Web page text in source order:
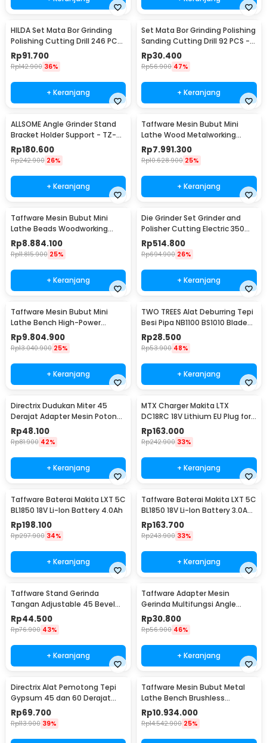
HILDA Set Mata Bor Grinding
Polishing Cutting Drill 246 PCS
- KSDMPJ-2
Rp91.700
Rp142.900 36%
+ Keranjang
Set Mata Bor Grinding Polishing
Sanding Cutting Drill 92 PCS -
KSDMPJ-2
Rp30.400
Rp56.900 47%
+ Keranjang
ALLSOME Angle Grinder Stand
Bracket Holder Support - TZ-
6103
Rp180.600
Rp242.900 26%
+ Keranjang
Taffware Mesin Bubut Mini
Lathe Wood Metalworking
550W - MX-0618
Rp7.991.300
Rp10.628.900 25%
+ Keranjang
Taffware Mesin Bubut Mini
Lathe Beads Woodworking
900W 400mm - MX210V
Rp8.884.100
Rp11.815.900 25%
+ Keranjang
Die Grinder Set Grinder and
Polisher Cutting Electric 350
PCS - DG350
Rp514.800
Rp694.900 26%
+ Keranjang
Taffware Mesin Bubut Mini
Lathe Bench High-Power
Brushless 1100W 400mm - MX-
210V
Rp9.804.900
Rp13.040.900 25%
+ Keranjang
TWO TREES Alat Deburring Tepi
Besi Pipa NB1100 BS1010 Blade
Scrapper - S10
Rp28.500
Rp53.900 48%
+ Keranjang
Directrix Dudukan Miter 45
Derajat Adapter Mesin Potong
Keramik - GW45
Rp48.100
Rp81.900 42%
+ Keranjang
MTX Charger Makita LTX
DC18RC 18V Lithium EU Plug for
BL1830B BL1850B - 90058-CH
Rp163.000
Rp242.900 33%
+ Keranjang
Taffware Baterai Makita LXT 5C
BL1850 18V Li-Ion Battery 4.0Ah
Rp198.100
Rp297.900 34%
+ Keranjang
Taffware Baterai Makita LXT 5C
BL1850 18V Li-Ion Battery 3.0Ah
- BL1860B
Rp163.700
Rp243.900 33%
+ Keranjang
Taffware Stand Gerinda
Tangan Adjustable 45 Bevel
Saw Blade 100-125mm - GW10
Rp44.500
Rp76.900 43%
+ Keranjang
Taffware Adapter Mesin
Gerinda Multifungsi Angle
Grinder Converter - M10
Rp30.800
Rp56.900 46%
+ Keranjang
Directrix Alat Pemotong Tepi
Gypsum 45 dan 60 Derajat
Drywall Chamfer - D-03
Rp69.700
Rp113.900 39%
Taffware Mesin Bubut Metal
Lathe Bench Brushless
2500RPM 750mm 900W - MX-
210V
Rp10.934.000
Rp14.542.900 25%